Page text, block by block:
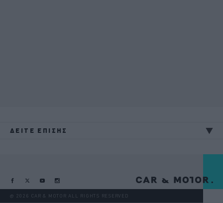
ΔΕΙΤΕ ΕΠΙΣΗΣ
@ 2026 CAR & MOTOR ALL RIGHTS RESERVED